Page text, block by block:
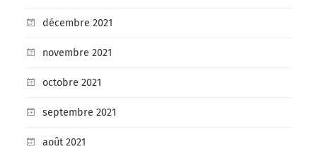
décembre 2021
novembre 2021
octobre 2021
septembre 2021
août 2021